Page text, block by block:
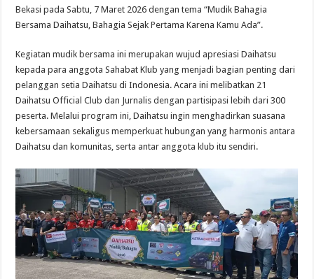
Bekasi pada Sabtu, 7 Maret 2026 dengan tema “Mudik Bahagia
Bersama Daihatsu, Bahagia Sejak Pertama Karena Kamu Ada”.
Kegiatan mudik bersama ini merupakan wujud apresiasi Daihatsu
kepada para anggota Sahabat Klub yang menjadi bagian penting dari
pelanggan setia Daihatsu di Indonesia. Acara ini melibatkan 21
Daihatsu Official Club dan Jurnalis dengan partisipasi lebih dari 300
peserta. Melalui program ini, Daihatsu ingin menghadirkan suasana
kebersamaan sekaligus memperkuat hubungan yang harmonis antara
Daihatsu dan komunitas, serta antar anggota klub itu sendiri.